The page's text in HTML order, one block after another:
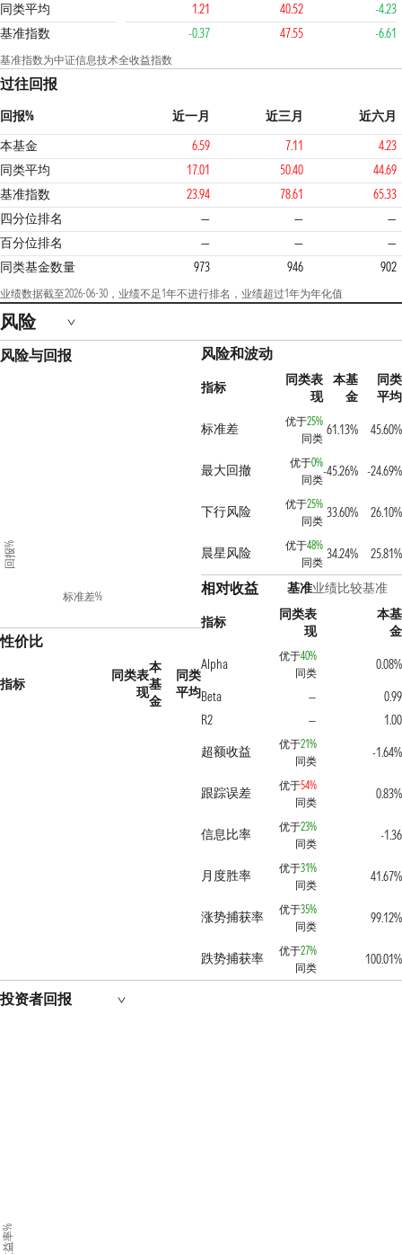
同类平均
1.21 40.52
-4.23
基准指数
-0.37 47.55 -6.61
基准指数为中证信息技术全收益指数
过往回报
回报% 近一月 近三月
近六月
本基金
6.59 7.11
4.23
同类平均
17.01 50.40
44.69
基准指数
23.94 78.61
65.33
四分位排名
— — —
3
百分位排名 — —
—
同类基金数量
973 946 902
业绩数据截至2026-06-30，业绩不足1年不进行排名，业绩超过1年为年化值
风险
风险与回报
标准差%
回报%
性价比
指标
同类表
现
本
基
金
同类
平均
风险和波动
指标
同类表
现
本基
金
同类
平均
标准差
优于25%
同类
61.13% 45.60%
最大回撤 优于0%
同类
-45.26% -24.69%
下行风险 优于25%
同类
33.60% 26.10%
晨星风险 优于48%
同类
34.24% 25.81%
相对收益 基准业绩比较基准
指标
同类表
现
本基
金
Alpha
优于40%
同类
0.08%
Beta
—
0.99
R2
—
1.00
超额收益
优于21%
同类
-1.64%
跟踪误差 优于54%
同类
0.83%
信息比率 优于23%
同类
-1.36
月度胜率 优于31%
同类
41.67%
涨势捕获率 优于35%
同类
99.12%
跌势捕获率 优于27%
同类
100.01%
投资者回报
收益率%